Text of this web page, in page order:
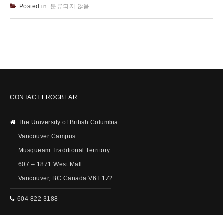
Posted in: 분류되지 않음
CONTACT FROGBEAR
The University of British Columbia
Vancouver Campus
Musqueam Traditional Territory
607 – 1871 West Mall
Vancouver, BC Canada V6T 1Z2
604 822 3188